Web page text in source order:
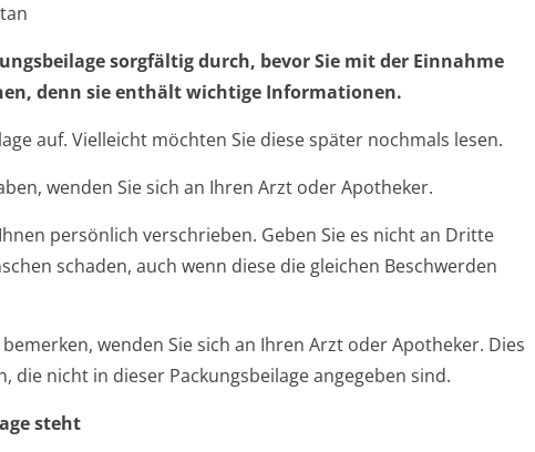
sorgfältig durch, bevor Sie mit der Einnahme
denn sie enthält wichtige Informationen.
auf. Vielleicht möchten Sie diese später nochmals lesen.
wenden Sie sich an Ihren Arzt oder Apotheker.
persönlich verschrieben. Geben Sie es nicht an Dritte
schaden, auch wenn diese die gleichen Beschwerden
wenden Sie sich an Ihren Arzt oder Apotheker. Dies
die nicht in dieser Packungsbeilage angegeben sind.
steht